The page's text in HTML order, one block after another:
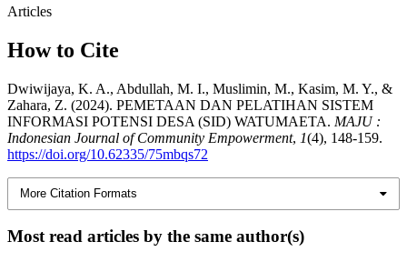
Articles
How to Cite
Dwiwijaya, K. A., Abdullah, M. I., Muslimin, M., Kasim, M. Y., &
Zahara, Z. (2024). PEMETAAN DAN PELATIHAN SISTEM
INFORMASI POTENSI DESA (SID) WATUMAETA. MAJU :
Indonesian Journal of Community Empowerment, 1(4), 148-159.
https://doi.org/10.62335/75mbqs72
More Citation Formats
Most read articles by the same author(s)